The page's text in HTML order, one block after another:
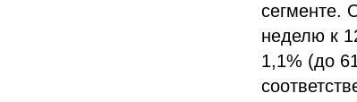
сегменте.
неделю к
1,1% (до